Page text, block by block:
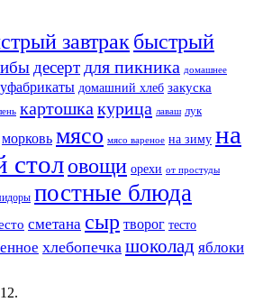
завтракбыстрый
десерт для пикника домашнее
домашний хлеб закуска
картошка курица лаваш лук
морковь мясо мясо вареное на зиму на
столовощи орехи от простуды
постные блюда
сметана сыр творог тесто
хлебопечка шоколад яблоки